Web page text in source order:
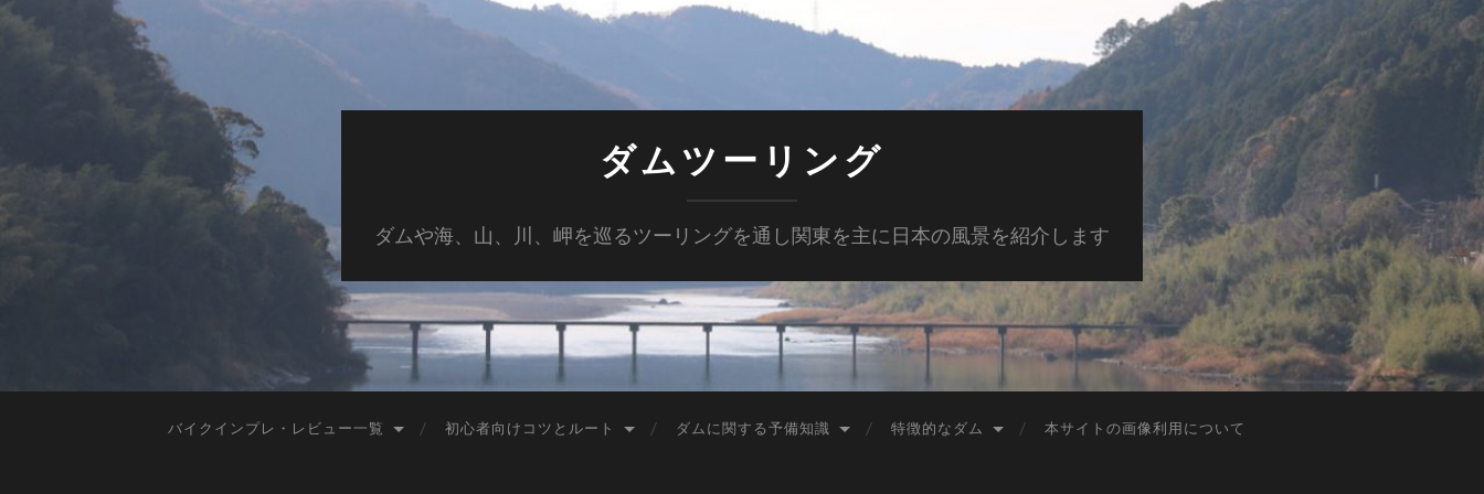
ダムツーリング
ダムや海、山、川、岬を巡るツーリングを通し関東を主に日本の風景を紹介します
バイクインプレ・レビュー一覧 初心者向けコツとルート ダムに関する予備知識 特徴的なダム 本サイトの画像利用について